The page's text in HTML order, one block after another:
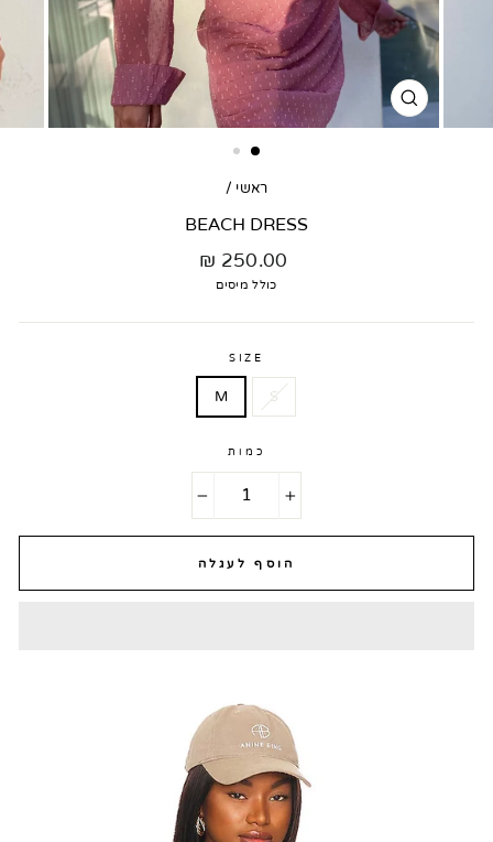
סגור
דגם
ראשי /
BEACH DRESS
מחיר
רגיל
250.00 ₪
כולל מיסים
SIZE
S
M
כמות
+
הוסף לעגלה